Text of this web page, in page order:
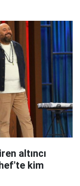
altıncı
kim